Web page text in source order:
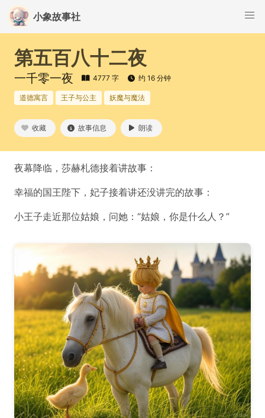
小象故事社
第五百八十二夜
一千零一夜 4777 字 约 16 分钟
道德寓言 王子与公主 妖魔与魔法
收藏 故事信息 朗读
夜幕降临，莎赫札德接着讲故事：
幸福的国王陛下，妃子接着讲还没讲完的故事：
小王子走近那位姑娘，问她：“姑娘，你是什么人？”